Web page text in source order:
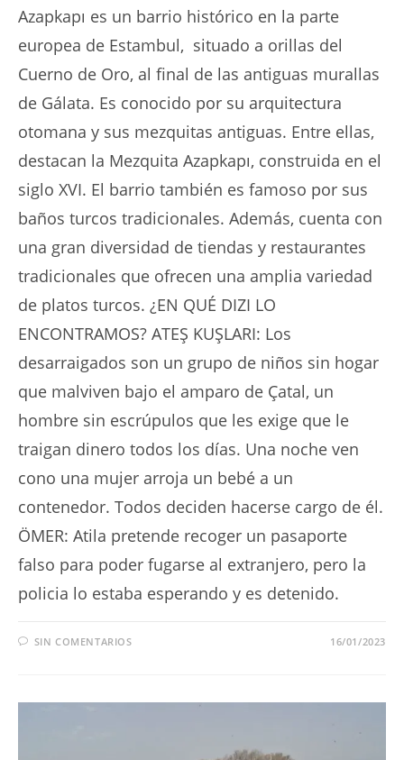
Azapkapı es un barrio histórico en la parte
europea de Estambul, situado a orillas del
Cuerno de Oro, al final de las antiguas murallas
de Gálata. Es conocido por su arquitectura
otomana y sus mezquitas antiguas. Entre ellas,
destacan la Mezquita Azapkapı, construida en el
siglo XVI. El barrio también es famoso por sus
baños turcos tradicionales. Además, cuenta con
una gran diversidad de tiendas y restaurantes
tradicionales que ofrecen una amplia variedad
de platos turcos. ¿EN QUÉ DIZI LO
ENCONTRAMOS? ATEŞ KUŞLARI: Los
desarraigados son un grupo de niños sin hogar
que malviven bajo el amparo de Çatal, un
hombre sin escrúpulos que les exige que le
traigan dinero todos los días. Una noche ven
cono una mujer arroja un bebé a un
contenedor. Todos deciden hacerse cargo de él.
ÖMER: Atila pretende recoger un pasaporte
falso para poder fugarse al extranjero, pero la
policia lo estaba esperando y es detenido.
SIN COMENTARIOS 16/01/2023